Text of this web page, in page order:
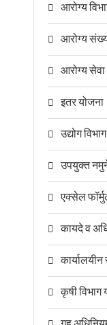
आरोग्य
आरोग्य
आरोग्य सेवा
इतर योजना
उद्योग विभाग
उपयुक्त
एक्सेल
कायदे व
कार्यालयीन
कृषी विभाग